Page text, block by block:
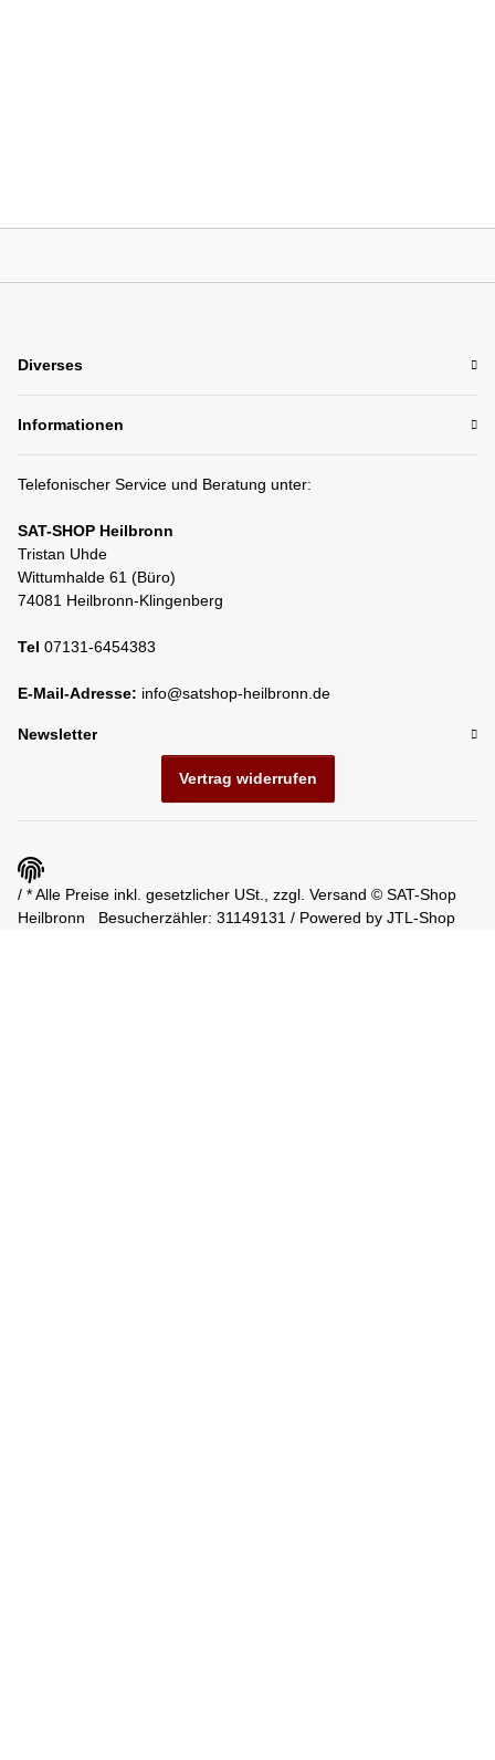
Diverses
Informationen
Telefonischer Service und Beratung unter:
SAT-SHOP Heilbronn
Tristan Uhde
Wittumhalde 61 (Büro)
74081 Heilbronn-Klingenberg
Tel 07131-6454383
E-Mail-Adresse: info@satshop-heilbronn.de
Newsletter
Vertrag widerrufen
/ * Alle Preise inkl. gesetzlicher USt., zzgl. Versand © SAT-Shop
Heilbronn
Besucherzähler: 31149131 / Powered by JTL-Shop